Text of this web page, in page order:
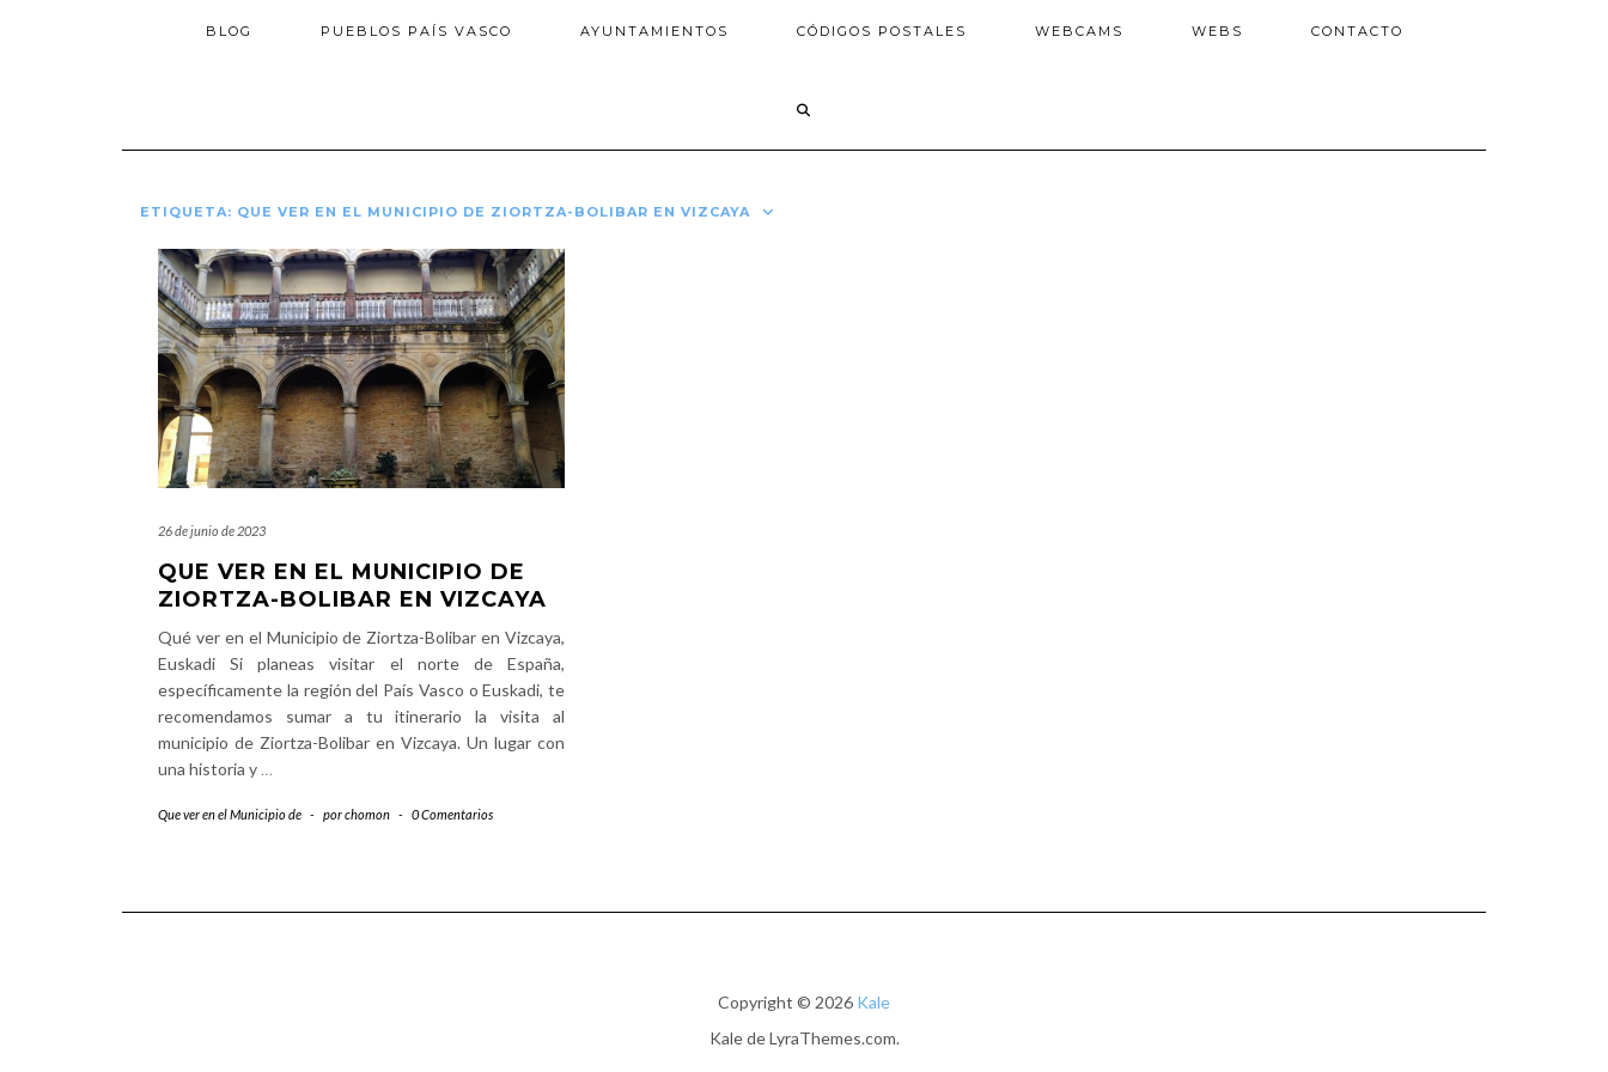
BLOG PUEBLOS PAÍS VASCO AYUNTAMIENTOS CÓDIGOS POSTALES WEBCAMS WEBS CONTACTO
ETIQUETA: QUE VER EN EL MUNICIPIO DE ZIORTZA-BOLIBAR EN VIZCAYA
26 de junio de 2023
QUE VER EN EL MUNICIPIO DE
ZIORTZA-BOLIBAR EN VIZCAYA
Qué ver en el Municipio de Ziortza-Bolibar en Vizcaya,
Euskadi Si planeas visitar el norte de España,
específicamente la región del País Vasco o Euskadi, te
recomendamos sumar a tu itinerario la visita al
municipio de Ziortza-Bolibar en Vizcaya. Un lugar con
una historia y …
Que ver en el Municipio de - porchomon - 0 Comentarios
Copyright © 2026 Kale
Kalede LyraThemes.com.